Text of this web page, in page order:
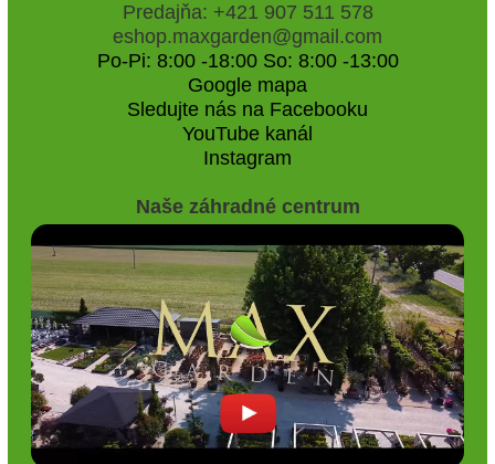
Predajňa: +421 907 511 578
eshop.maxgarden@gmail.com
Po-Pi: 8:00 -18:00 So: 8:00 -13:00
Google mapa
Sledujte nás na Facebooku
YouTube kanál
Instagram
Naše záhradné centrum